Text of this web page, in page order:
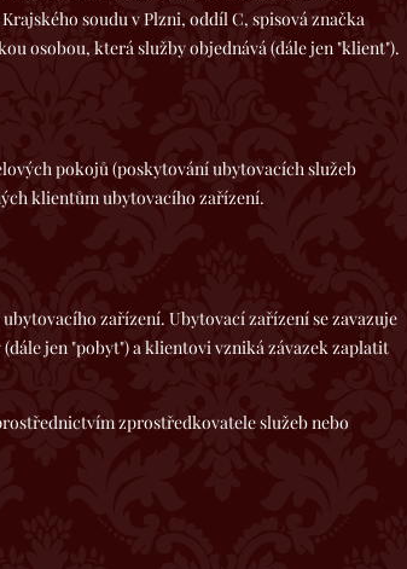
soudu v Plzni, oddíl C, spisová značka
osobou, která služby objednává (dále jen "klient").
pokojů (poskytování ubytovacích služeb
klientům ubytovacího zařízení.
zařízení. Ubytovací zařízení se zavazuje
jen "pobyt") a klientovi vzniká závazek zaplatit
zprostředkovatele služeb nebo